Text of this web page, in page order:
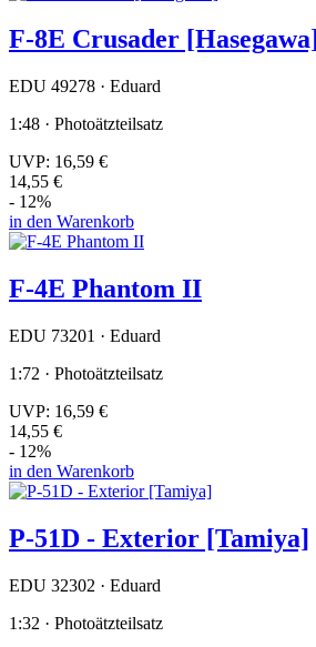
F-8E Crusader [Hasegawa]
EDU 49278 · Eduard
1:48 · Photoätzteilsatz
UVP: 16,59 €
14,55 €
- 12%
in den Warenkorb
F-4E Phantom II
EDU 73201 · Eduard
1:72 · Photoätzteilsatz
UVP: 16,59 €
14,55 €
- 12%
in den Warenkorb
P-51D - Exterior [Tamiya]
EDU 32302 · Eduard
1:32 · Photoätzteilsatz